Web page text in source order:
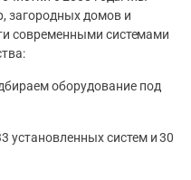
загородных домов и
современными системами
оборудование под
установленных систем и 30